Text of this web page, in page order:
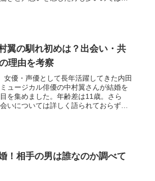
翼の馴れ初めは？出会い・共
理由を考察
女優・声優として長年活躍してきた内田
ュージカル俳優の中村翼さんが結婚を
を集めました。年齢差は11歳。さら
いについては詳しく語られておらず、
！相手の男は誰なのか調べて